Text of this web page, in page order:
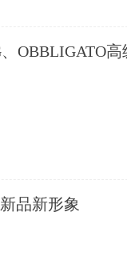
OBBLIGATO
品新形象